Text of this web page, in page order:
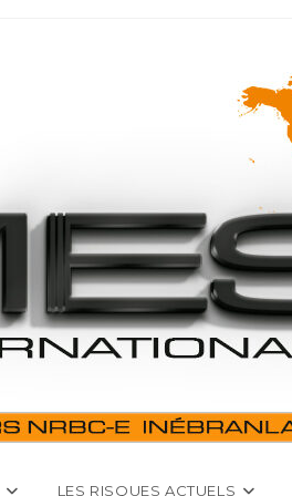
LES RISQUES ACTUELS